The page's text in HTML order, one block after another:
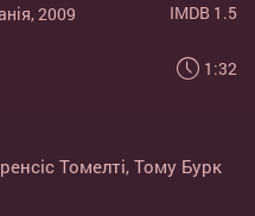
2009
IMDB 1.5
1:32
Томелті, Тому Бурк